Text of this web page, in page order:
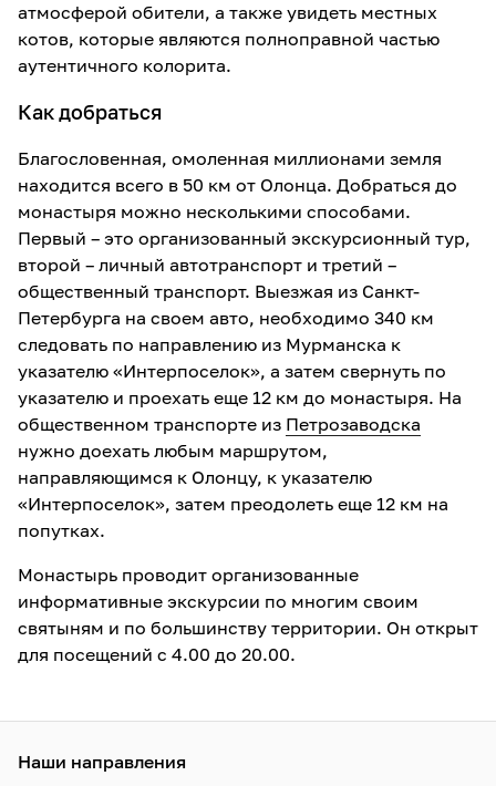
атмосферой обители, а также увидеть местных
котов, которые являются полноправной частью
аутентичного колорита.
Как добраться
Благословенная, омоленная миллионами земля
находится всего в 50 км от Олонца. Добраться до
монастыря можно несколькими способами.
Первый – это организованный экскурсионный тур,
второй – личный автотранспорт и третий –
общественный транспорт. Выезжая из Санкт-
Петербурга на своем авто, необходимо 340 км
следовать по направлению из Мурманска к
указателю «Интерпоселок», а затем свернуть по
указателю и проехать еще 12 км до монастыря. На
общественном транспорте из Петрозаводска
нужно доехать любым маршрутом,
направляющимся к Олонцу, к указателю
«Интерпоселок», затем преодолеть еще 12 км на
попутках.
Монастырь проводит организованные
информативные экскурсии по многим своим
святыням и по большинству территории. Он открыт
для посещений с 4.00 до 20.00.
Наши направления